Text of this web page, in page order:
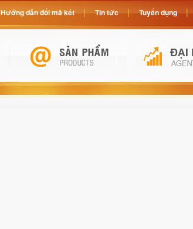
Hướng dẫn đổi mã két Tin tức Tuyển dụng